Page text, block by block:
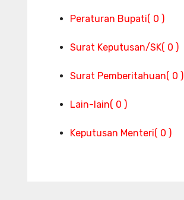
Peraturan Bupati( 0 )
Surat Keputusan/SK( 0 )
Surat Pemberitahuan( 0 )
Lain-lain( 0 )
Keputusan Menteri( 0 )